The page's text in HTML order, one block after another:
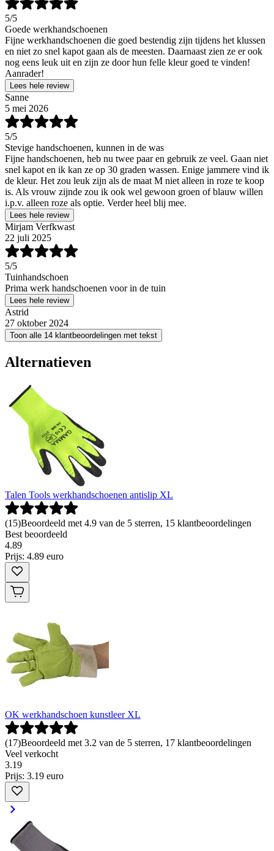
5/5
Goede werkhandschoenen
Fijne werkhandschoenen die goed bestendig zijn tijdens het klussen
en niet zo snel kapot gaan als de meesten. Daarnaast zien ze er ook
nog eens leuk uit en zijn ze door hun felle kleur goed te vinden!
Aanrader!
Lees hele review
Sanne
5 mei 2026
5/5
Stevige handschoenen, kunnen in de was
Fijne handschoenen, heb nu twee paar en gebruik ze veel. Gaan niet
snel kapot en ik kan ze op 30 graden wassen. Enige jammere vind ik
de kleur. Het zou leuk zijn als de maat M niet alleen in roze te koop
is. Als vrouw zijnde zou ik ook wel gewoon groen of blauw willen
i.p.v. alleen roze als optie. Verder heel blij mee.
Lees hele review
Mirjam Verfkwast
22 juli 2025
5/5
Tuinhandschoen
Prima werk handschoenen voor in de tuin
Lees hele review
Astrid
27 oktober 2024
Toon alle 14 klantbeoordelingen met tekst
Alternatieven
Talen Tools werkhandschoenen antislip XL
(15)Beoordeeld met 4.9 van de 5 sterren, 15 klantbeoordelingen
Best beoordeeld
4.89
Prijs: 4.89 euro
OK werkhandschoen kunstleer XL
(17)Beoordeeld met 3.2 van de 5 sterren, 17 klantbeoordelingen
Veel verkocht
3.19
Prijs: 3.19 euro